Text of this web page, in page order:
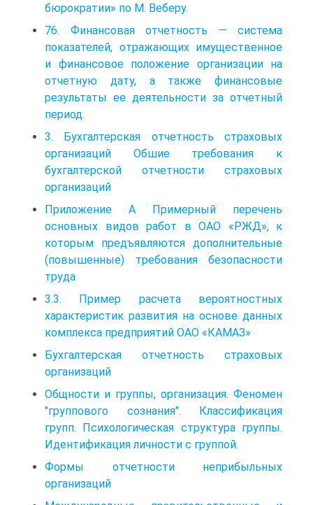
бюрократии» по М. Веберу.
76. Финансовая отчетность — система
показателей, отражающих имущественное
и финансовое положение организации на
отчетную дату, а также финансовые
результаты ее деятельности за отчетный
период.
3. Бухгалтерская отчетность страховых
организаций Обшие требования к
бухгалтерской отчетности страховых
организаций
Приложение А Примерный перечень
основных видов работ в ОАО «РЖД», к
которым предъявляются дополнительные
(повышенные) требования безопасности
труда
3.3. Пример расчета вероятностных
характеристик развития на основе данных
комплекса предприятий ОАО «КАМАЗ»
Бухгалтерская отчетность страховых
организаций
Общности и группы, организация. Феномен
"группового сознания". Классификация
групп. Психологическая структура группы.
Идентификация личности с группой.
Формы отчетности неприбыльных
организаций